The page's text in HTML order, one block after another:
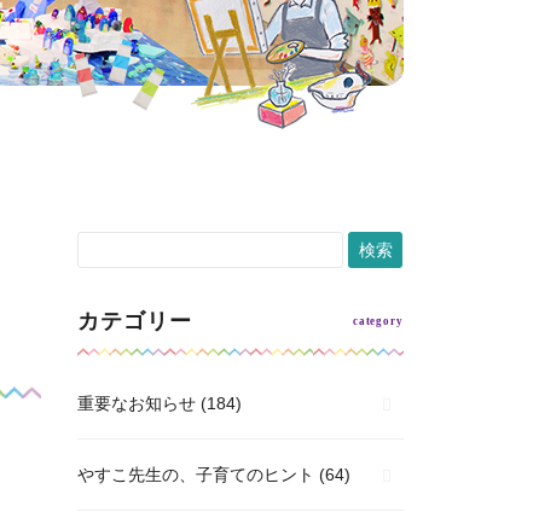
カテゴリー
重要なお知らせ (184)
やすこ先生の、子育てのヒント (64)